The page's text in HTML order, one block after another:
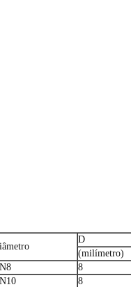
D
(milímetro)
8
8